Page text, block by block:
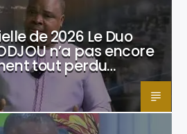
de 2026 Le Duo
n’a pas encore
tout perdu…